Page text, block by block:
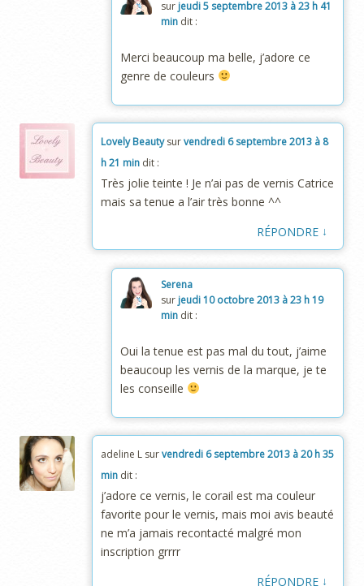
sur jeudi 5 septembre 2013 à 23 h 41
min dit :
Merci beaucoup ma belle, j’adore ce
genre de couleurs
Lovely Beautysurvendredi 6 septembre 2013 à 8
h 21 min dit :
Très jolie teinte ! Je n’ai pas de vernis Catrice
mais sa tenue a l’air très bonne ^^
RÉPONDRE ↓
Serena
sur jeudi 10 octobre 2013 à 23 h 19
min dit :
Oui la tenue est pas mal du tout, j’aime
beaucoup les vernis de la marque, je te
les conseille
adeline L survendredi 6 septembre 2013 à 20 h 35
min dit :
j’adore ce vernis, le corail est ma couleur
favorite pour le vernis, mais moi avis beauté
ne m’a jamais recontacté malgré mon
inscription grrrr
RÉPONDRE ↓